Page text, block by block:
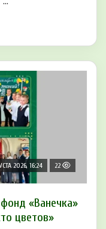
2026, 16:24 22
«Ванечка»
цветов»